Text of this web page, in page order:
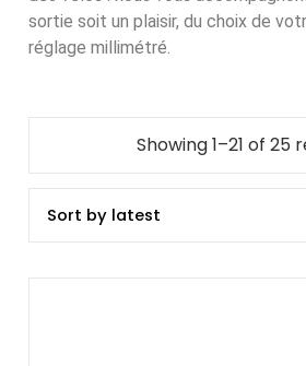
sortie soit un plaisir, du choix de
réglage millimétré.
Showing 1–21 of 25